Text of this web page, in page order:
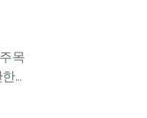
목
...